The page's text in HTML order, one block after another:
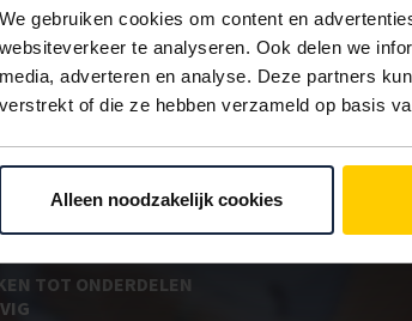
We gebruiken cookies om content en
websiteverkeer te analyseren. Ook delen we
media, adverteren en analyse. Deze partners
verstrekt of die ze hebben verzameld op basis
Alleen noodzakelijk cookies
kunt u een eigen bestellijst maken. Gebruik
Dat pakt altijd goed uit voor uw administratie!
BEDRUKKEN
verzending
TOT ONDERDELEN